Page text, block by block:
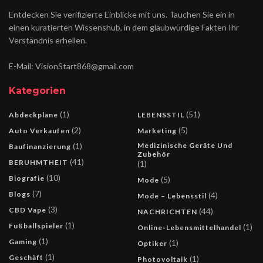
Entdecken Sie verifizierte Einblicke mit uns. Tauchen Sie ein in
einen kuratierten Wissenshub, in dem glaubwürdige Fakten Ihr
Verständnis erhellen.
E-Mail: VisionStart868@gmail.com
Kategorien
Abdeckplane (1)
Auto Verkaufen (2)
Baufinanzierung (1)
BERUHMTHEIT (41)
Biografie (10)
Blogs (7)
CBD Vape (3)
Fußballspieler (1)
Gaming (1)
Geschäft (1)
LEBENSSTIL (51)
Marketing (5)
Medizinische Geräte Und
Zubehör
(1)
Mode (5)
Mode – Lebensstil (4)
NACHRICHTEN (44)
Online-Lebensmittelhandel (1)
Optiker (1)
Photovoltaik (1)